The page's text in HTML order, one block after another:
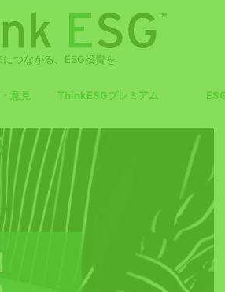
につながる、ESG投資を
意見 ThinkESGプレミアム